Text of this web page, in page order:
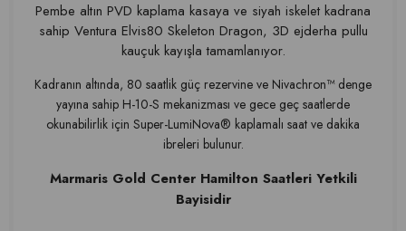
Pembe altın PVD kaplama kasaya ve siyah iskelet kadrana
sahip Ventura Elvis80 Skeleton Dragon, 3D ejderha pullu
kauçuk kayışla tamamlanıyor.
Kadranın altında, 80 saatlik güç rezervine ve Nivachron™ denge
yayına sahip H-10-S mekanizması ve gece geç saatlerde
okunabilirlik için Super-LumiNova® kaplamalı saat ve dakika
ibreleri bulunur.
Marmaris Gold Center Hamilton Saatleri Yetkili
Bayisidir